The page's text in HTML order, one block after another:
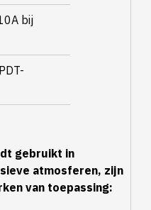
bij
gebruikt in
atmosferen, zijn
van toepassing: